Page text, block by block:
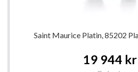
Saint Maurice Platin, 85202
19 944 kr